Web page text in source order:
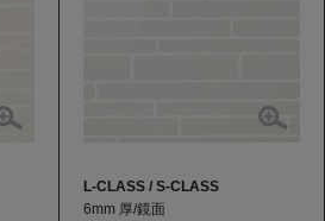
L-CLASS / S-CLASS
6mm 厚/鏡面